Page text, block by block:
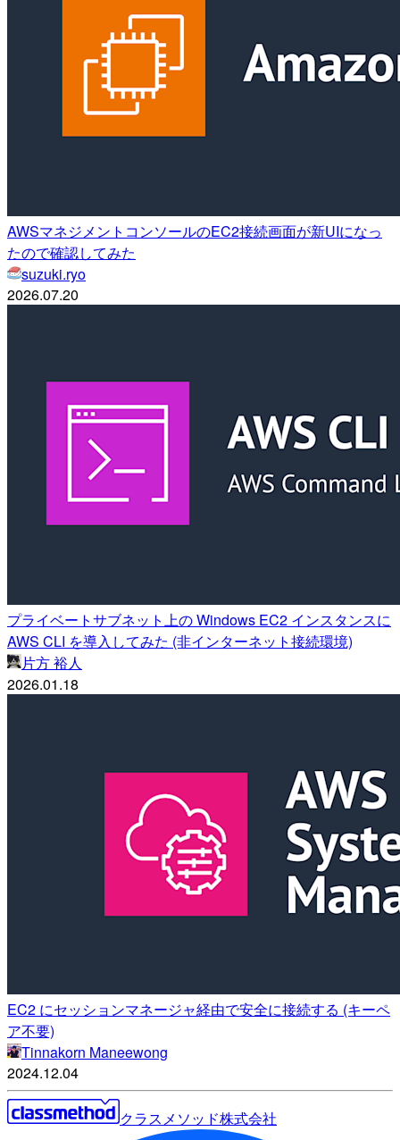
AWSマネジメントコンソールのEC2接続画面が新UIになっ
たので確認してみた
suzuki.ryo
2026.07.20
プライベートサブネット上の Windows EC2 インスタンスに
AWS CLI を導入してみた (非インターネット接続環境)
片方 裕人
2026.01.18
EC2 にセッションマネージャ経由で安全に接続する (キーペ
ア不要)
Tinnakorn Maneewong
2024.12.04
クラスメソッド株式会社